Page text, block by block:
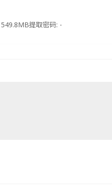
提取密码: -